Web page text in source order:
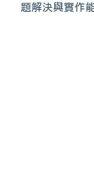
題解決與實作